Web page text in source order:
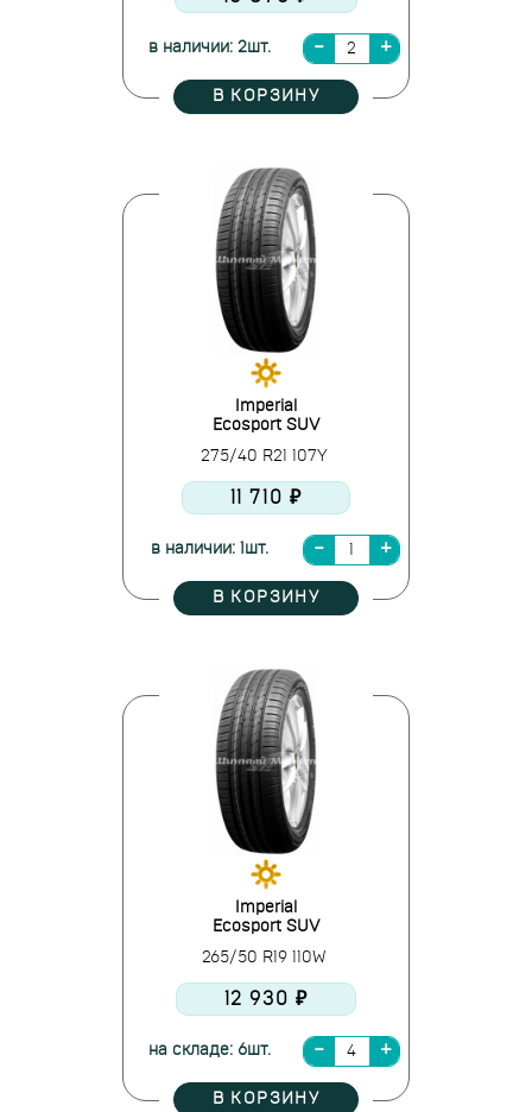
в наличии: 2шт.
В КОРЗИНУ
Imperial
Ecosport SUV
275/40 R21 107Y
11 710 ₽
в наличии: 1шт.
В КОРЗИНУ
Imperial
Ecosport SUV
265/50 R19 110W
12 930 ₽
на складе: 6шт.
В КОРЗИНУ